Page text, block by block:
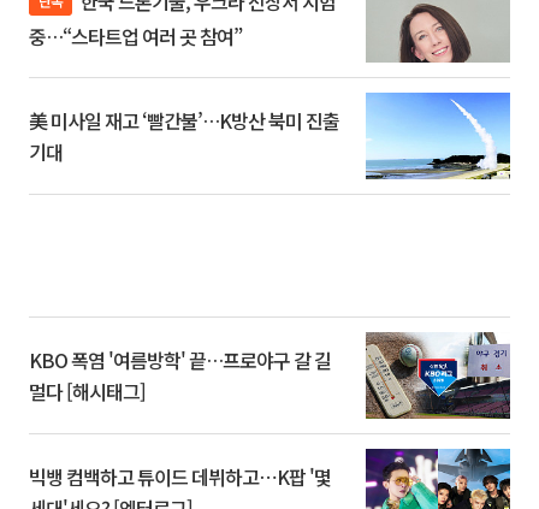
중…“스타트업 여러 곳 참여”
美 미사일 재고 ‘빨간불’…K방산 북미 진출
기대
KBO 폭염 '여름방학' 끝…프로야구 갈 길
멀다 [해시태그]
빅뱅 컴백하고 튜이드 데뷔하고⋯K팝 '몇